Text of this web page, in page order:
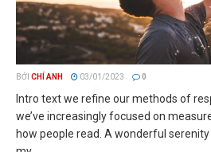
BỞI CHÍ ANH 03/01/2023 0
Intro text we refine our methods of
we’ve increasingly focused on
how people read. A wonderful